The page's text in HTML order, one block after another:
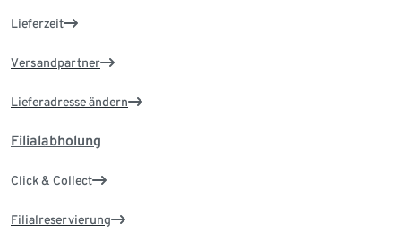
Lieferzeit
Versandpartner
Lieferadresse ändern
Filialabholung
Click & Collect
Filialreservierung